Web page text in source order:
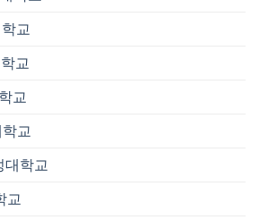
교
교
교
교
대학교
교